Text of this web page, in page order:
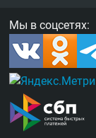
Мы в соцсетях: